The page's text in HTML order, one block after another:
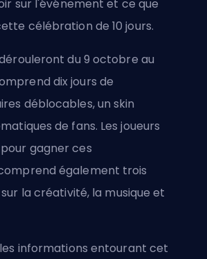
sur l'événement et ce que
célébration de 10 jours.
du 9 octobre au
dix jours de
déblocables, un skin
de fans. Les joueurs
gagner ces
également trois
la créativité, la musique et
informations entourant cet